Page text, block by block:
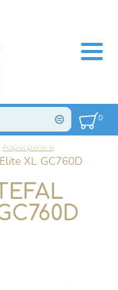
0
Аэрогрили и
XL GC760D